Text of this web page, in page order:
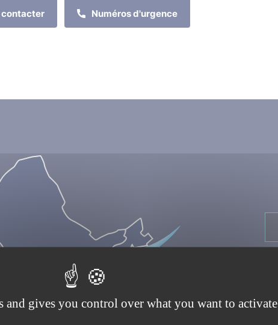
contacter Numéros d'urgence
and gives you control over what you want to activate